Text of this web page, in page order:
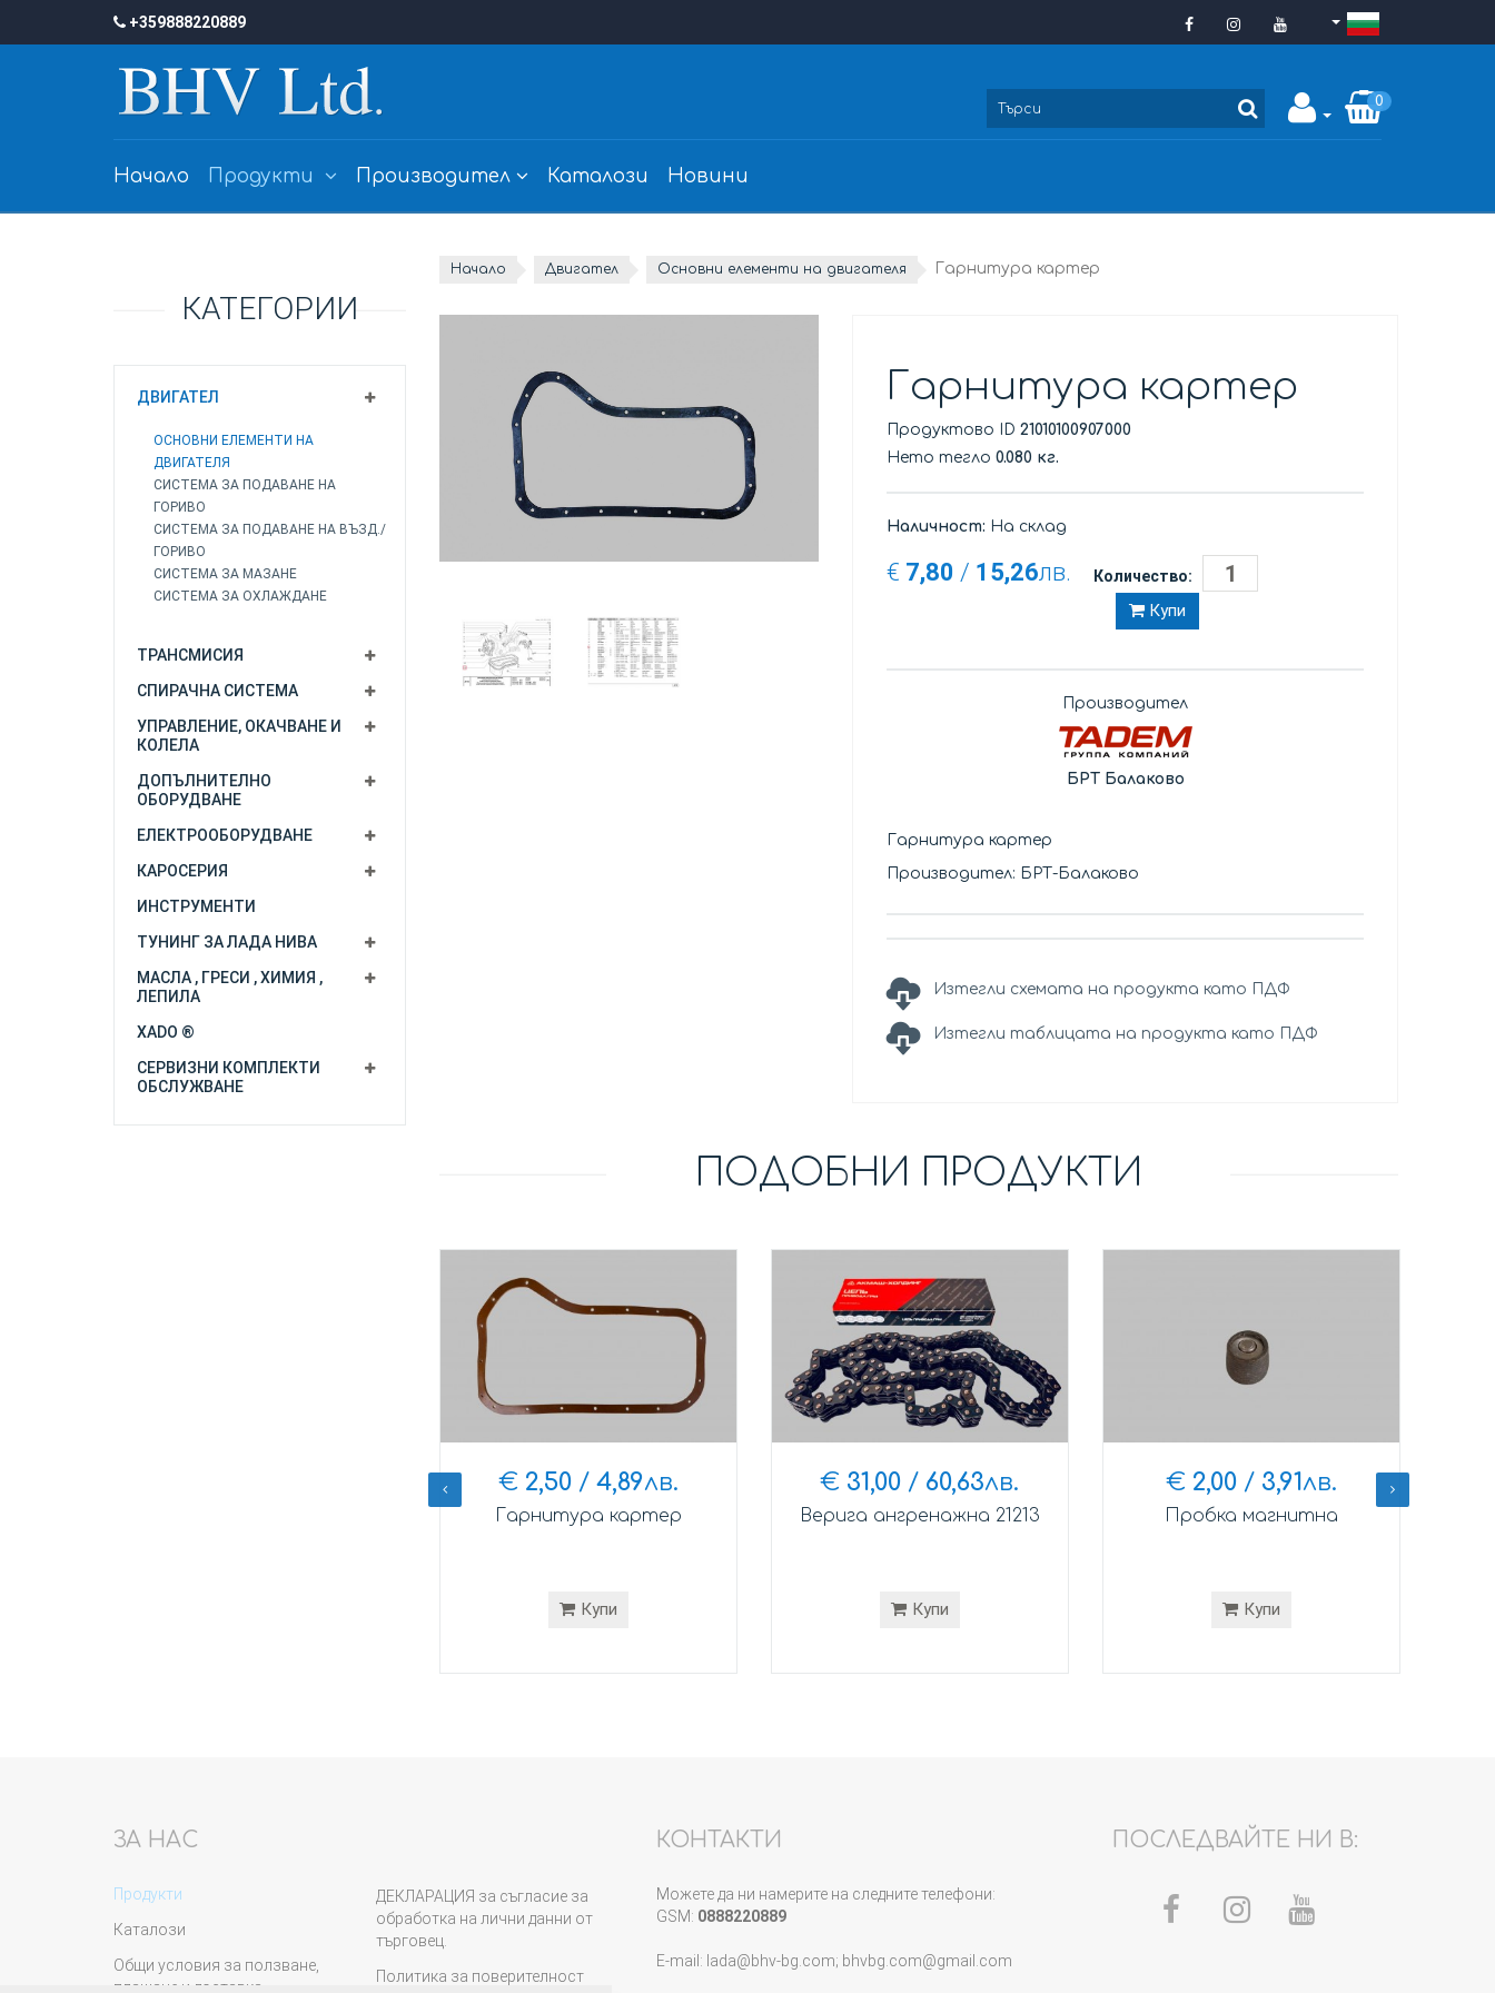
+359888220889
0
Начало Продукти Производител Каталози Новини
КАТЕГОРИИ
ДВИГАТЕЛ
ОСНОВНИ ЕЛЕМЕНТИ НА
ДВИГАТЕЛЯ
СИСТЕМА ЗА ПОДАВАНЕ НА
ГОРИВО
СИСТЕМА ЗА ПОДАВАНЕ НА ВЪЗД./
ГОРИВО
СИСТЕМА ЗА МАЗАНЕ
СИСТЕМА ЗА ОХЛАЖДАНЕ
ТРАНСМИСИЯ
СПИРАЧНА СИСТЕМА
УПРАВЛЕНИЕ, ОКАЧВАНЕ И
КОЛЕЛА
ДОПЪЛНИТЕЛНО
ОБОРУДВАНЕ
ЕЛЕКТРООБОРУДВАНЕ
КАРОСЕРИЯ
ИНСТРУМЕНТИ
ТУНИНГ ЗА ЛАДА НИВА
МАСЛА , ГРЕСИ , ХИМИЯ ,
ЛЕПИЛА
XADO ®
СЕРВИЗНИ КОМПЛЕКТИ
ОБСЛУЖВАНЕ
Начало Двигател Основни елементи на двигателя Гарнитура картер
Гарнитура картер
Продуктово ID21010100907000
Нето тегло0.080 кг.
Наличност: На склад
€ 7,80 / 15,26лв. Количество:
Купи
Производител
БРТ Балаково
Гарнитура картер
Производител: БРТ-Балаково
Изтегли схемата на продукта като ПДФ
Изтегли таблицата на продукта като ПДФ
ПОДОБНИ ПРОДУКТИ
€ 2,50/ 4,89лв.
Гарнитура картер
Купи
€ 31,00 / 60,63лв.
Верига ангренажна 21213
Купи
€ 2,00/ 3,91 лв.
Пробка магнитна
Купи
ЗА НАС
Продукти
Каталози
Общи условия за ползване,
плащане и доставка
ДЕКЛАРАЦИЯ за съгласие за
обработка на лични данни от
търговец.
Политика за поверителност
КОНТАКТИ
Можете да ни намерите на следните телефони:
GSM: 0888220889
E-mail: lada@bhv-bg.com; bhvbg.com@gmail.com
ПОСЛЕДВАЙТЕ НИ В: